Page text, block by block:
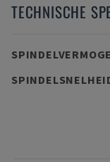
TECHNISCHE